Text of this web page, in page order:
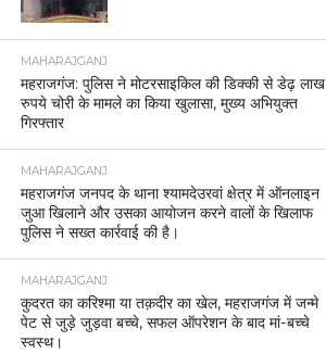
MAHARAJGANJ
महराजगंज: पुलिस ने मोटरसाइकिल की डिक्की से डेढ़ लाख
रुपये चोरी के मामले का किया खुलासा, मुख्य अभियुक्त
गिरफ्तार
MAHARAJGANJ
महराजगंज जनपद के थाना श्यामदेउरवां क्षेत्र में ऑनलाइन
जुआ खिलाने और उसका आयोजन करने वालों के खिलाफ
पुलिस ने सख्त कार्रवाई की है।
MAHARAJGANJ
कुदरत का करिश्मा या तक़दीर का खेल, महराजगंज में जन्मे
पेट से जुड़े जुड़वा बच्चे, सफल ऑपरेशन के बाद मां-बच्चे
स्वस्थ।